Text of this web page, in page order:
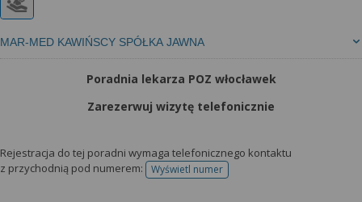
MAR-MED KAWIŃSCY SPÓŁKA JAWNA
Poradnia lekarza POZ włocławek
Zarezerwuj wizytę telefonicznie
Rejestracja do tej poradni wymaga telefonicznego kontaktu
z przychodnią pod numerem:
Wyświetl numertelefonu do rejestracji